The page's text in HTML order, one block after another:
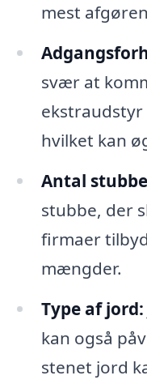
mest
svær at
ekstraudstyr
hvilket kan
Antal
stubbe, der
firmaer
mængder.
Type af jord:
kan også
stenet jord